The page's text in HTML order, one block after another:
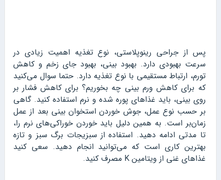
پس از جراحی رینوپلاستی، نوع تغذیه اهمیت زیادی در
سرعت بهبودی دارد. بهبود بینی، بهبود جای زخم و کاهش
تورم، ارتباط مستقیمی با نوع تغذیه دارد. حتما سوال می‌کنید
که برای کاهش ورم بینی چه بخوریم؟ برای کاهش فشار بر
روی بینی، باید غذاهای پوره شده و نرم استفاده کنید. گاهی
بر حسب نوع عمل، جوش خوردن استخوان بینی بعد از عمل
زمان‌بر است. به همین دلیل باید خوردن خوراکی‌های نرم را،
تا مدتی ادامه دهید. استفاده از سبزیجات برگ سبز و تازه
بهترین کاری است که می‌توانید انجام دهید. سعی کنید
غذاهای غنی از ویتامین K مصرف کنید.